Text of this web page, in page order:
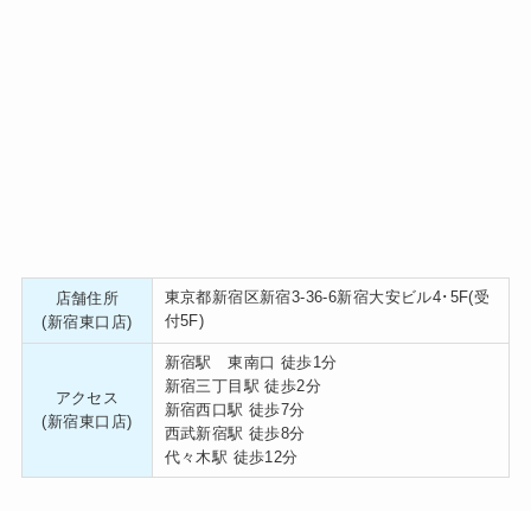
店舗住所
(新宿東口店)
東京都新宿区新宿3-36-6新宿大安ビル4･5F(受
付5F)
アクセス
(新宿東口店)
新宿駅 東南口 徒歩1分
新宿三丁目駅 徒歩2分
新宿西口駅 徒歩7分
西武新宿駅 徒歩8分
代々木駅 徒歩12分